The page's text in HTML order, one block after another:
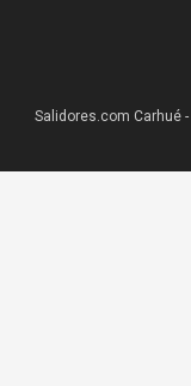
Salidores.com Carhué